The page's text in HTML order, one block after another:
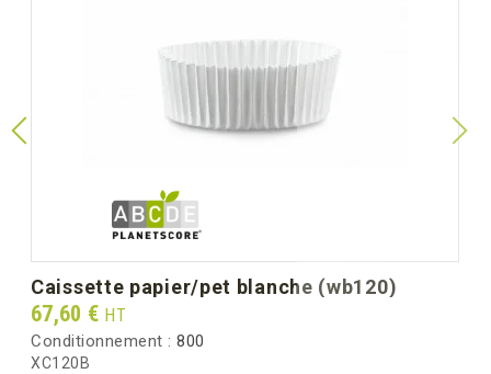
caissette papier/pet blanche (wb120)
Prix
67,60 € HT
Conditionnement : 800
XC120B